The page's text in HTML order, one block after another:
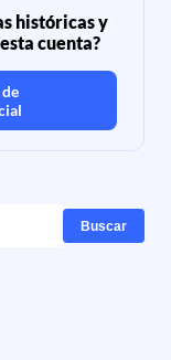
históricas y
cuenta?
Buscar